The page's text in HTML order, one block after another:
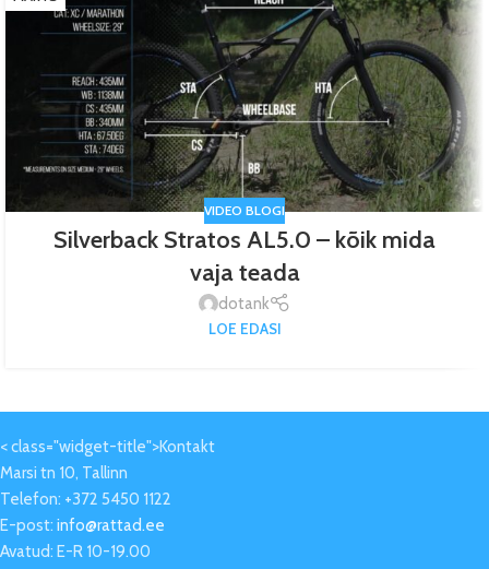
VIDEO BLOGI
Silverback Stratos AL5.0 – kõik mida
vaja teada
dotank
LOE EDASI
< class="widget-title">Kontakt
Marsi tn 10, Tallinn
Telefon: +372 5450 1122
E-post: info@rattad.ee
Avatud: E-R 10-19.00